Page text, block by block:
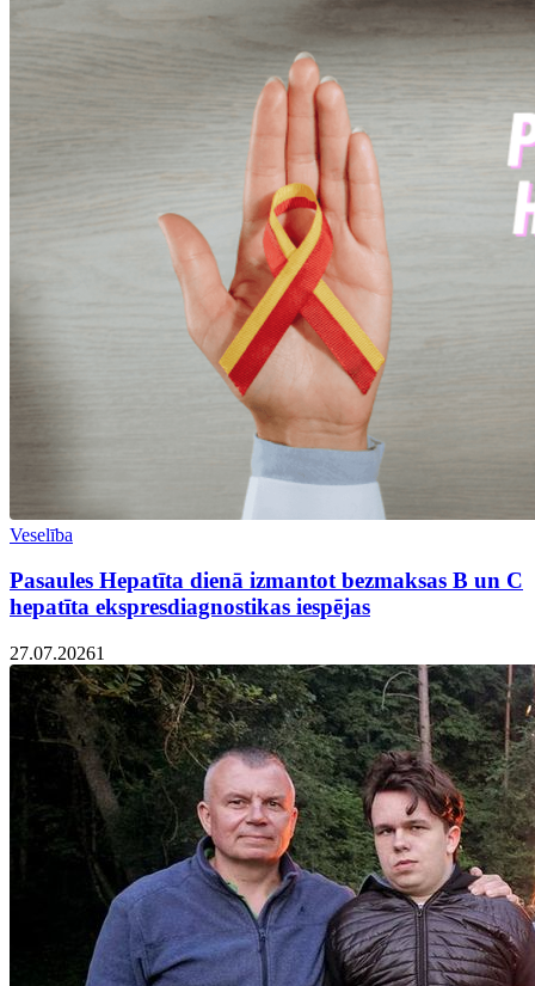
Veselība
Pasaules Hepatīta dienā izmantot bezmaksas B un C
hepatīta ekspresdiagnostikas iespējas
27.07.20261